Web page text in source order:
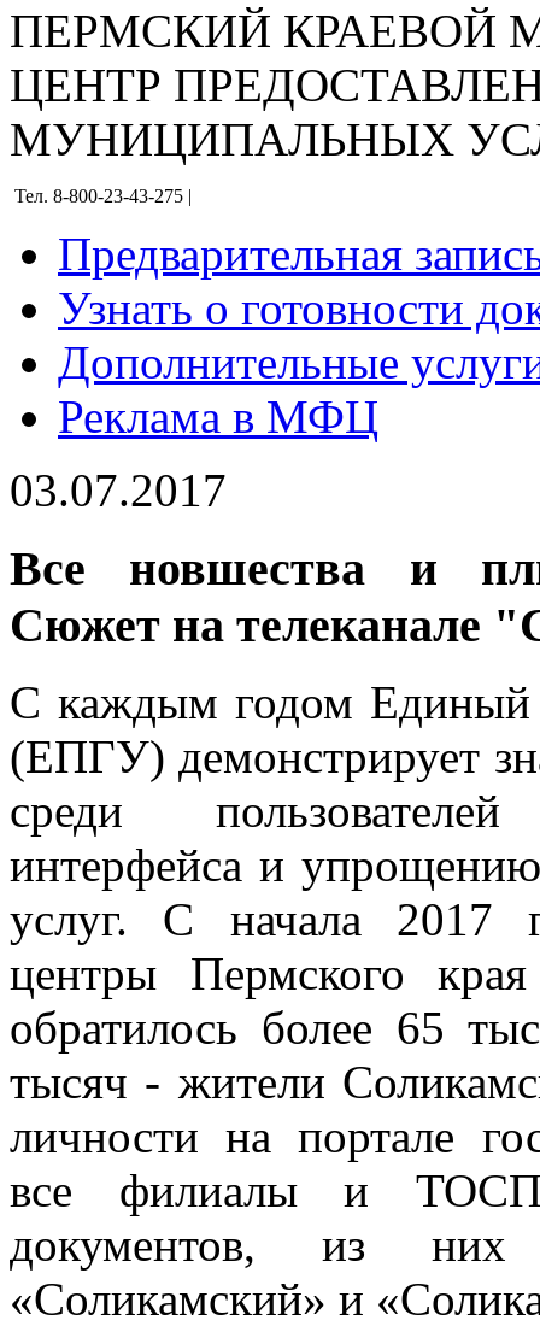
ПЕРМСКИЙ КРАЕВОЙ
ЦЕНТР
МУНИЦИПАЛЬНЫХ
Тел. 8-800-23-43-275 |
Предварительная
Узнать о готовности
Дополнительные
Реклама в МФЦ
03.07.2017
Все новшества и
Сюжет на телеканале
С каждым годом Единый
(ЕПГУ) демонстрирует
среди
интерфейса и
услуг. С начала 2017
центры Пермского
обратилось более 65
тысяч - жители
личности на портале
все филиалы и
документов, из
«Соликамский» и